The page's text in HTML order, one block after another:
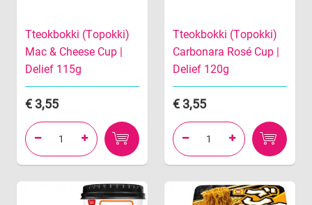
Tteokbokki (Topokki)
Mac & Cheese Cup |
Delief 115g
3,55
 
Tteokbokki (Topokki)
Carbonara Rosé Cup |
Delief 120g
3,55
 